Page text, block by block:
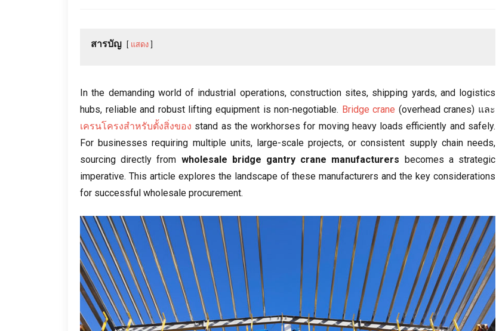
สารบัญ แสดง
In the demanding world of industrial operations, construction sites, shipping yards, and logistics
hubs, reliable and robust lifting equipment is non-negotiable. Bridge crane (overhead cranes) และ
เครนโครงสำหรับตั้งสิ่งของ stand as the workhorses for moving heavy loads efficiently and safely.
For businesses requiring multiple units, large-scale projects,or consistent supply chain needs,
sourcing directly from wholesale bridge gantry crane manufacturers becomes a strategic
imperative. This article explores the landscape of these manufacturers and the key considerations
for successful wholesale procurement.